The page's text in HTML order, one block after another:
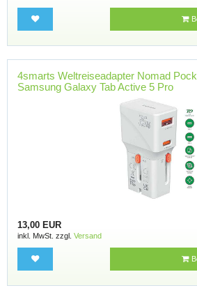
4smarts Weltreiseadapter Nomad
Samsung Galaxy Tab Active 5 Pro
13,00 EUR
inkl. MwSt. zzgl. Versand